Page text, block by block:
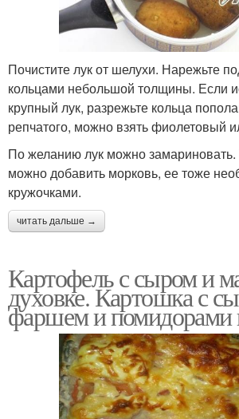
Почистите лук от шелухи. Нарежьте
кольцами небольшой толщины. Если
крупный лук, разрежьте кольца
репчатого, можно взять фиолетовый
По желанию лук можно
можно добавить морковь, ее тоже
кружочками.
читать дальше →
Картофель с сыром и
духовке. Картошка с
фаршем и помидорами